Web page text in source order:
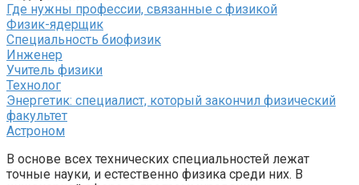
Где нужны профессии, связанные с физикой
Физик-ядерщик
Специальность биофизик
Инженер
Учитель физики
Технолог
Энергетик: специалист, который закончил физический
факультет
Астроном
В основе всех технических специальностей лежат
точные науки, и естественно физика среди них. В